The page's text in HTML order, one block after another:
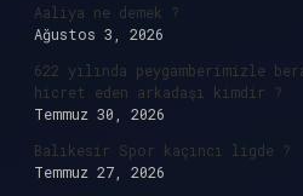
Aaliya ne demek ?
Ağustos 3, 2026
622 yılında peygamberimizle
hicret eden arkadaşı kimdir ?
Temmuz 30, 2026
Balıkesir Spor kaçıncı ligde ?
Temmuz 27, 2026